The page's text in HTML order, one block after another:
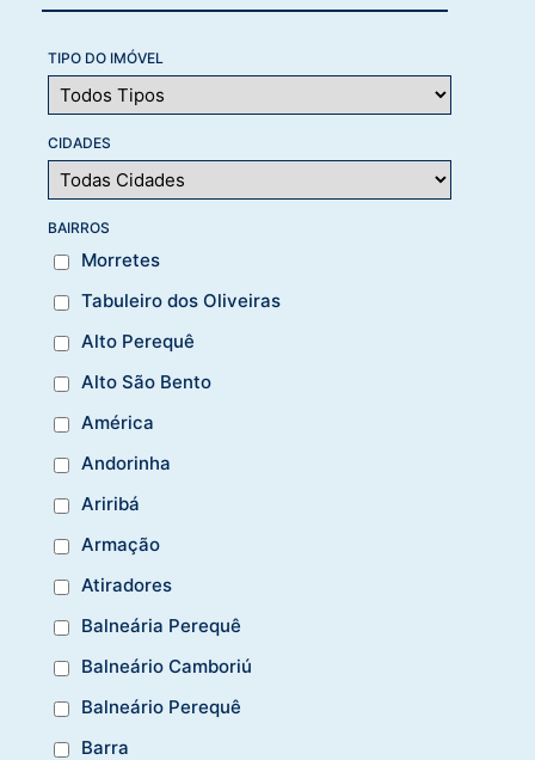
TIPO DO IMÓVEL
CIDADES
BAIRROS
Morretes
Tabuleiro dos Oliveiras
Alto Perequê
Alto São Bento
América
Andorinha
Ariribá
Armação
Atiradores
Balneária Perequê
Balneário Camboriú
Balneário Perequê
Barra